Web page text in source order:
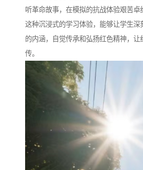
听革命故事，在模拟的抗战体验艰苦卓
这种沉浸式的学习体验，能够让学生深
的内涵，自觉传承和弘扬红色精神，让
传。